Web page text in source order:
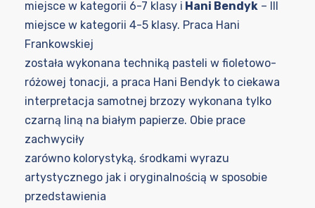
miejsce w kategorii 6-7 klasy i Hani Bendyk – III
miejsce w kategorii 4-5 klasy. Praca Hani
Frankowskiej
została wykonana techniką pasteli w fioletowo-
różowej tonacji, a praca Hani Bendyk to ciekawa
interpretacja samotnej brzozy wykonana tylko
czarną liną na białym papierze. Obie prace
zachwyciły
zarówno kolorystyką, środkami wyrazu
artystycznego jak i oryginalnością w sposobie
przedstawienia